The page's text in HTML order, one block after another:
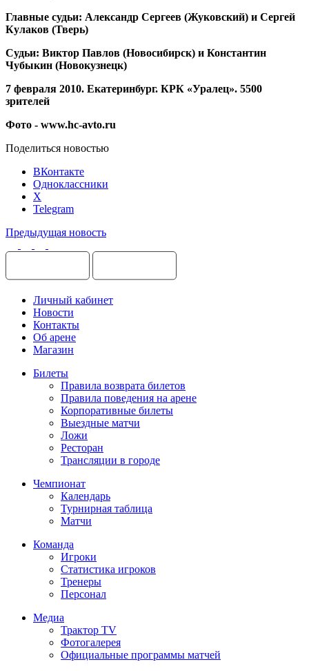
Главные судьи: Александр Сергеев (Жуковский) и Сергей
Кулаков (Тверь)
Судьи: Виктор Павлов (Новосибирск) и Константин
Чубыкин (Новокузнецк)
7 февраля 2010. Екатеринбург. КРК «Уралец». 5500
зрителей
Фото - www.hc-avto.ru
Поделиться новостью
ВКонтакте
Одноклассники
X
Telegram
Предыдущая новость
Личный кабинет
Новости
Контакты
Об арене
Магазин
Билеты
Правила возврата билетов
Правила поведения на арене
Корпоративные билеты
Выездные матчи
Ложи
Ресторан
Трансляции в городе
Чемпионат
Календарь
Турнирная таблица
Матчи
Команда
Игроки
Статистика игроков
Тренеры
Персонал
Медиа
Трактор TV
Фотогалерея
Официальные программы матчей